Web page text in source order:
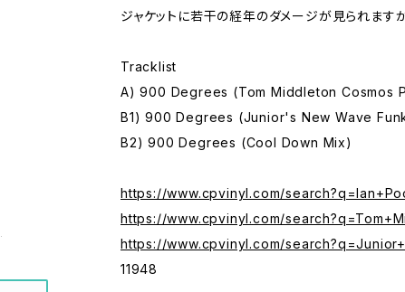
ジャケットに若干の経年のダメージが見られます
Tracklist
A) 900 Degrees (Tom Middleton Cosmos
B1) 900 Degrees (Junior's New Wave
B2) 900 Degrees (Cool Down Mix)
https://www.cpvinyl.com/
https://www.cpvinyl.com/
https://www.cpvinyl.com/
11948